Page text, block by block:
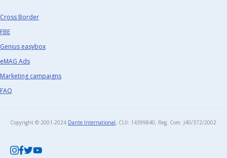
Cross Border
FBE
Genius easybox
eMAG Ads
Marketing campaigns
FAQ
Copyright © 2001-2024 Dante International, CUI: 14399840, Reg. Com. J40/372/2002​